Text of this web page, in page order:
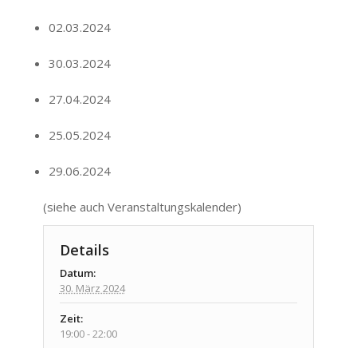
02.03.2024
30.03.2024
27.04.2024
25.05.2024
29.06.2024
(siehe auch Veranstaltungskalender)
Details
Datum:
30. März 2024
Zeit:
19:00 - 22:00